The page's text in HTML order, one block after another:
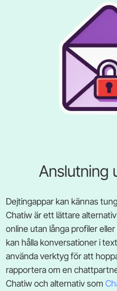
Anslutning
Dejtingappar kan kännas
Chatiw är ett lättare
online utan långa profiler
kan hålla konversationer i
använda verktyg för att
rapportera om en
Chatiw och alternativ som